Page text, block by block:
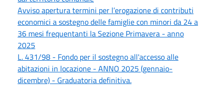
Avviso apertura termini per l’erogazione di contributi
economici a sostegno delle famiglie con minori da 24 a
36 mesi frequentanti la Sezione Primavera - anno
2025
L. 431/98 - Fondo per il sostegno all'accesso alle
abitazioni in locazione - ANNO 2025 (gennaio-
dicembre) - Graduatoria definitiva.